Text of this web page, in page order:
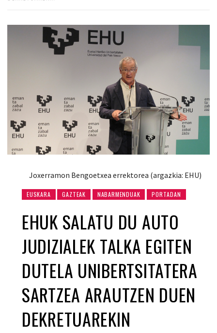
Joxerramon Bengoetxea errektorea (argazkia: EHU)
EUSKARA GAZTEAK NABARMENDUAK PORTADAN
EHUK SALATU DU AUTO
JUDIZIALEK TALKA EGITEN
DUTELA UNIBERTSITATERA
SARTZEA ARAUTZEN DUEN
DEKRETUAREKIN